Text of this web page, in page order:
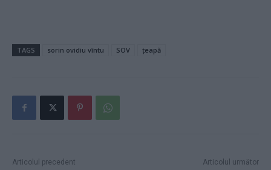
TAGS sorin ovidiu vîntu SOV țeapă
Articolul precedent Articolul următor